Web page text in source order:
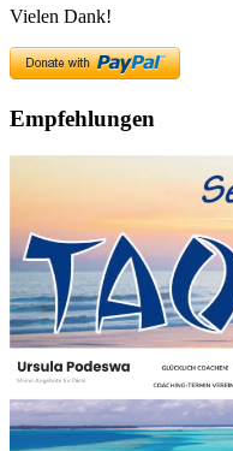
Vielen Dank!
Empfehlungen